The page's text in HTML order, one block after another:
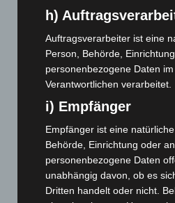
Oktober 2025
(112)
September 2025 (93)
August 2025(90)
Juli 2025(90)
Juni 2025(103)
Mai 2025(112)
April 2025(88)
März 2025(111)
Februar 2025(96)
h)
Auftragsverarbeiter ist eine
Person, Behörde,
personenbezogene Daten
Verantwortlichen verarbeitet.
i) Empfänger
Empfänger ist eine
Behörde, Einrichtung oder
personenbezogene Daten
unabhängig davon, ob es
Dritten handelt oder nicht.